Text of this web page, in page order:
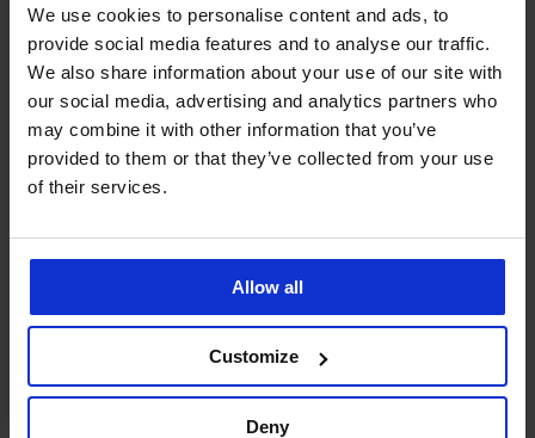
We use cookies to personalise content and ads, to
provide social media features and to analyse our traffic.
We also share information about your use of our site with
our social media, advertising and analytics partners who
may combine it with other information that you’ve
provided to them or that they’ve collected from your use
of their services.
Allow all
Customize
Deny
-30%
Těhotenské legíny Makenzie